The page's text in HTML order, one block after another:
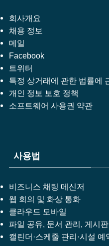
회사개요
채용 정보
메일
Facebook
트위터
특정 상거래에 관한 법률에
개인 정보 보호 정책
소프트웨어 사용권 약관
사용법
비즈니스 채팅 메신저
웹 회의 및 화상 통화
클라우드 모바일
파일 공유, 문서 관리, 게시
캘린더·스케줄 관리·시설 예